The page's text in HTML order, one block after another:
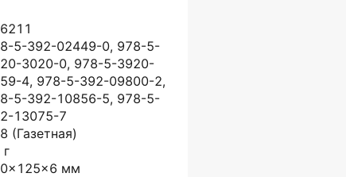
5-392-02449-0, 978-5-
3020-0, 978-5-3920-
4, 978-5-392-09800-2,
5-392-10856-5, 978-5-
13075-7
(Газетная)
г
мм